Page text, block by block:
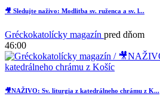
🎥 Sledujte naživo: Modlitba sv. ruženca a sv. l...
Gréckokatolícky magazín pred dňom
46:00
🎥NAŽIVO: Sv. liturgia z katedrálneho chrámu z K...